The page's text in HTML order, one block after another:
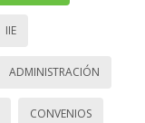
IIE
ADMINISTRACIÓN
CONVENIOS